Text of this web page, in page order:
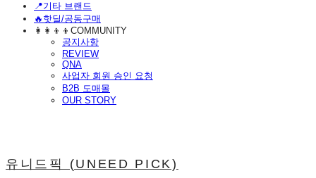
📍기타 브랜드
🔥핫딜/공동구매
👩‍👩‍👦‍👦COMMUNITY
공지사항
REVIEW
QNA
사업자 회원 승인 요청
B2B 도매몰
OUR STORY
유니드픽 (UNEED PICK)